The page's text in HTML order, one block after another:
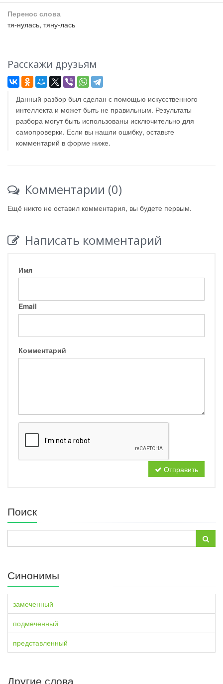
Перенос слова
тя-нулась, тяну-лась
Расскажи друзьям
Данный разбор был сделан с помощью искусственного
интеллекта и может быть не правильным. Результаты
разбора могут быть использованы исключительно для
самопроверки. Если вы нашли ошибку, оставьте
комментарий в форме ниже.
Комментарии (0)
Ещё никто не оставил комментария, вы будете первым.
Написать комментарий
Имя
Email
Комментарий
Отправить
Поиск
Синонимы
замеченный
подмеченный
представленный
Другие слова